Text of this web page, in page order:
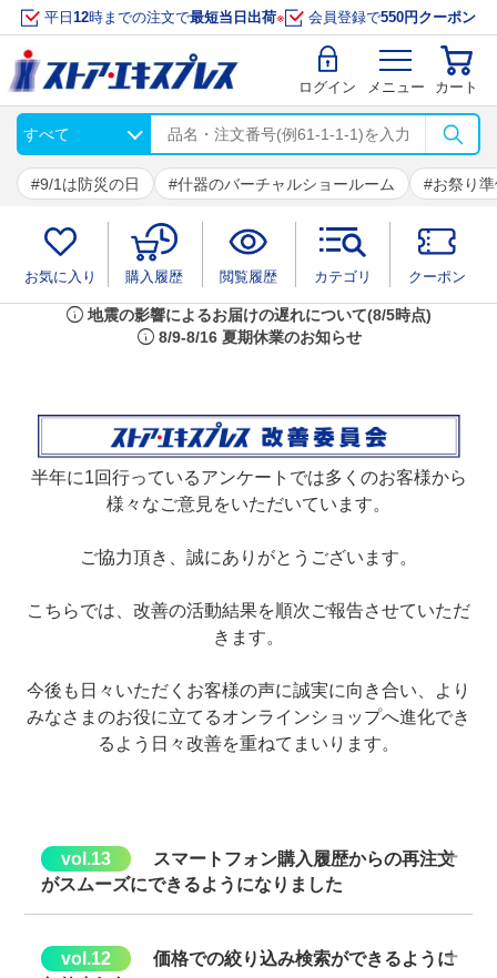
平日 12時までの注文で最短当日出荷※ 会員登録で550円クーポン
ログイン メニュー カート
9/1は防災の日 什器のバーチャルショールーム お祭り
お気に入り 購入履歴 閲覧履歴 カテゴリ クーポン
info 地震の影響によるお届けの遅れについて(8/5時点)
info 8/9-8/16 夏期休業のお知らせ
半年に1回行っているアンケートでは多くのお客様から
様々なご意見をいただいています。
ご協力頂き、誠にありがとうございます。
こちらでは、改善の活動結果を順次ご報告させていただ
きます。
今後も日々いただくお客様の声に誠実に向き合い、より
みなさまのお役に立てるオンラインショップへ進化でき
るよう日々改善を重ねてまいります。
スマートフォン購入履歴からの再注文
がスムーズにできるようになりました
→購入履歴の一覧に「再注文」ボタンができました。
価格での絞り込み検索ができるように